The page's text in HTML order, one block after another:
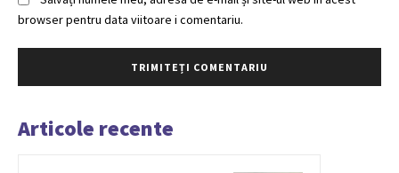
browser pentru data viitoare i comentariu.
Articole recente